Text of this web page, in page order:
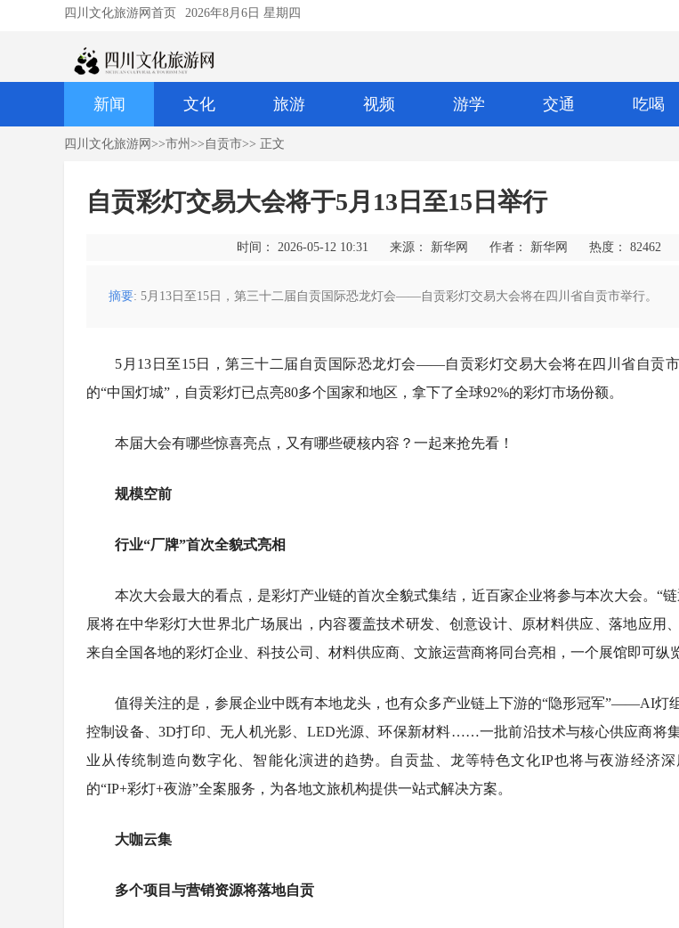
四川文化旅游网首页 2026年8月6日 星期四
新闻 文化 旅游 视频 游学 交通 吃喝
四川文化旅游网 >>市州 >> 自贡市>> 正文
自贡彩灯交易大会将于5月13日至15日举行
时间： 2026-05-12 10:31 来源： 新华网 作者： 新华网 热度： 82462
摘要: 5月13日至15日，第三十二届自贡国际恐龙灯会——自贡彩灯交易大会将在四川省自贡市举行。
5月13日至15日，第三十二届自贡国际恐龙灯会——自贡彩灯交易大会将在四川省自贡
的“中国灯城”，自贡彩灯已点亮80多个国家和地区，拿下了全球92%的彩灯市场份额。
本届大会有哪些惊喜亮点，又有哪些硬核内容？一起来抢先看！
规模空前
行业“厂牌”首次全貌式亮相
本次大会最大的看点，是彩灯产业链的首次全貌式集结，近百家企业将参与本次大会。“
展将在中华彩灯大世界北广场展出，内容覆盖技术研发、创意设计、原材料供应、落地应用
来自全国各地的彩灯企业、科技公司、材料供应商、文旅运营商将同台亮相，一个展馆即可纵
值得关注的是，参展企业中既有本地龙头，也有众多产业链上下游的“隐形冠军”——AI灯
控制设备、3D打印、无人机光影、LED光源、环保新材料……一批前沿技术与核心供应商将
业从传统制造向数字化、智能化演进的趋势。自贡盐、龙等特色文化IP也将与夜游经济深
的“IP+彩灯+夜游”全案服务，为各地文旅机构提供一站式解决方案。
大咖云集
多个项目与营销资源将落地自贡
开赛！国家级山地自行车赛事首次落地
自贡荣县
三伏天，采伏花 川南茉莉沁出馥郁馨香
自贡富顺：“釜江大讲堂”首期讲座开讲
防晒经济持续升温：成都线下新品热销
千亿赛道告别“夏日限定”